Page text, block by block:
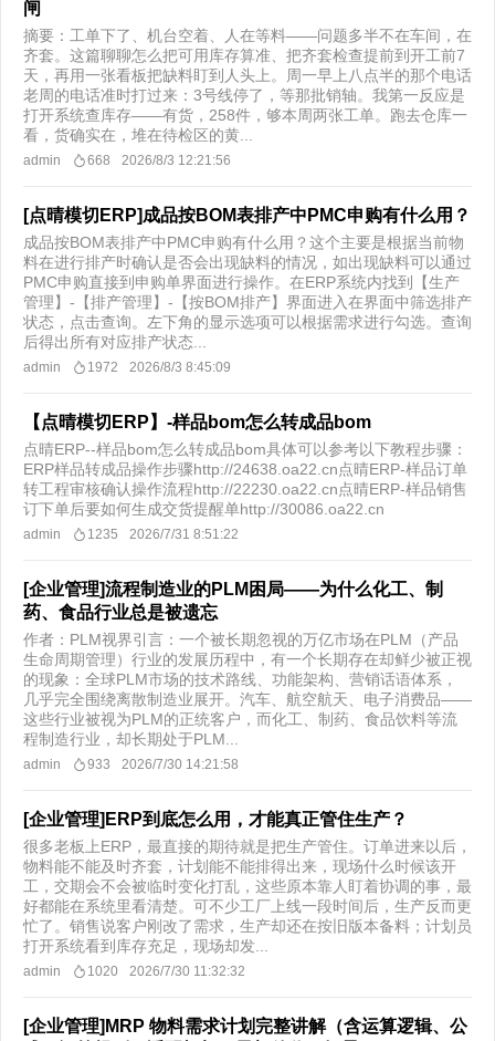
闸
摘要：工单下了、机台空着、人在等料——问题多半不在车间，在
齐套。这篇聊聊怎么把可用库存算准、把齐套检查提前到开工前7
天，再用一张看板把缺料盯到人头上。周一早上八点半的那个电话
老周的电话准时打过来：3号线停了，等那批销轴。我第一反应是
打开系统查库存——有货，258件，够本周两张工单。跑去仓库一
看，货确实在，堆在待检区的黄...
admin 668 2026/8/3 12:21:56
[点晴模切ERP]成品按BOM表排产中PMC申购有什么用？
成品按BOM表排产中PMC申购有什么用？这个主要是根据当前物
料在进行排产时确认是否会出现缺料的情况，如出现缺料可以通过
PMC申购直接到申购单界面进行操作。在ERP系统内找到【生产
管理】-【排产管理】-【按BOM排产】界面进入在界面中筛选排产
状态，点击查询。左下角的显示选项可以根据需求进行勾选。查询
后得出所有对应排产状态...
admin 1972 2026/8/3 8:45:09
【点晴模切ERP】-样品bom怎么转成品bom
点晴ERP--样品bom怎么转成品bom具体可以参考以下教程步骤：
ERP样品转成品操作步骤http://24638.oa22.cn点晴ERP-样品订单
转工程审核确认操作流程http://22230.oa22.cn点晴ERP-样品销售
订下单后要如何生成交货提醒单http://30086.oa22.cn
admin 1235 2026/7/31 8:51:22
[企业管理]流程制造业的PLM困局——为什么化工、制
药、食品行业总是被遗忘
作者：PLM视界引言：一个被长期忽视的万亿市场在PLM（产品
生命周期管理）行业的发展历程中，有一个长期存在却鲜少被正视
的现象：全球PLM市场的技术路线、功能架构、营销话语体系，
几乎完全围绕离散制造业展开。汽车、航空航天、电子消费品——
这些行业被视为PLM的正统客户，而化工、制药、食品饮料等流
程制造行业，却长期处于PLM...
admin 933 2026/7/30 14:21:58
[企业管理]ERP到底怎么用，才能真正管住生产？
很多老板上ERP，最直接的期待就是把生产管住。订单进来以后，
物料能不能及时齐套，计划能不能排得出来，现场什么时候该开
工，交期会不会被临时变化打乱，这些原本靠人盯着协调的事，最
好都能在系统里看清楚。可不少工厂上线一段时间后，生产反而更
忙了。销售说客户刚改了需求，生产却还在按旧版本备料；计划员
打开系统看到库存充足，现场却发...
admin 1020 2026/7/30 11:32:32
[企业管理]MRP 物料需求计划完整讲解（含运算逻辑、公